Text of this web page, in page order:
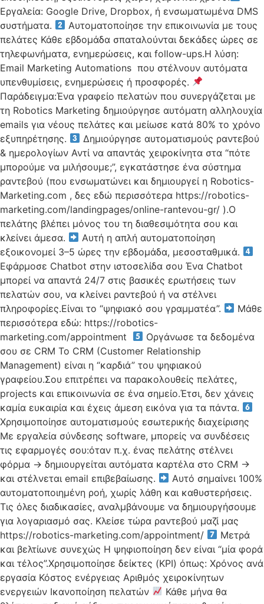
Εργαλεία: Google Drive, Dropbox, ή ενσωματωμένα DMS
συστήματα.
Αυτοματοποίησε την επικοινωνία με τους
πελάτες Κάθε εβδομάδα σπαταλούνται δεκάδες ώρες σε
τηλεφωνήματα, ενημερώσεις, και follow-ups.Η λύση:
Email Marketing Automations που στέλνουν αυτόματα
υπενθυμίσεις, ενημερώσεις ή προσφορές.
Παράδειγμα:Ένα γραφείο πελατών που συνεργάζεται με
τη Robotics Marketing δημιούργησε αυτόματη αλληλουχία
emails για νέους πελάτες και μείωσε κατά 80% το χρόνο
εξυπηρέτησης.
Δημιούργησε αυτοματισμούς ραντεβού
& ημερολογίων Αντί να απαντάς χειροκίνητα στα “πότε
μπορούμε να μιλήσουμε;”, εγκατάστησε ένα σύστημα
ραντεβού (που ενσωματώνει και δημιουργεί η Robotics-
Marketing.com , δες εδώ περισσότερα https://robotics-
marketing.com/landingpages/online-rantevou-gr/ ).Ο
πελάτης βλέπει μόνος του τη διαθεσιμότητα σου και
κλείνει άμεσα.
Αυτή η απλή αυτοματοποίηση
εξοικονομεί 3–5 ώρες την εβδομάδα, μεσοσταθμικά.
Εφάρμοσε Chatbot στην ιστοσελίδα σου Ένα Chatbot
μπορεί να απαντά 24/7 στις βασικές ερωτήσεις των
πελατών σου, να κλείνει ραντεβού ή να στέλνει
πληροφορίες.Είναι το “ψηφιακό σου γραμματέα”.
Μάθε
περισσότερα εδώ: https://robotics-
marketing.com/appointment
Οργάνωσε τα δεδομένα
σου σε CRM Το CRM (Customer Relationship
Management) είναι η “καρδιά” του ψηφιακού
γραφείου.Σου επιτρέπει να παρακολουθείς πελάτες,
projects και επικοινωνία σε ένα σημείο.Έτσι, δεν χάνεις
καμία ευκαιρία και έχεις άμεση εικόνα για τα πάντα.
Χρησιμοποίησε αυτοματισμούς εσωτερικής διαχείρισης
Με εργαλεία σύνδεσης software, μπορείς να συνδέσεις
τις εφαρμογές σου:όταν π.χ. ένας πελάτης στέλνει
φόρμα → δημιουργείται αυτόματα καρτέλα στο CRM →
και στέλνεται email επιβεβαίωσης.
Αυτό σημαίνει 100%
αυτοματοποιημένη ροή, χωρίς λάθη και καθυστερήσεις.
Τις όλες διαδικασίες, αναλμβάνουμε να δημιουργήσουμε
για λογαριασμό σας. Κλείσε τώρα ραντεβού μαζί μας
https://robotics-marketing.com/appointment/
Μετρά
και βελτίωνε συνεχώς Η ψηφιοποίηση δεν είναι “μία φορά
και τέλος”.Χρησιμοποίησε δείκτες (KPI) όπως: Χρόνος ανά
εργασία Κόστος ενέργειας Αριθμός χειροκίνητων
ενεργειών Ικανοποίηση πελατών
Κάθε μήνα θα